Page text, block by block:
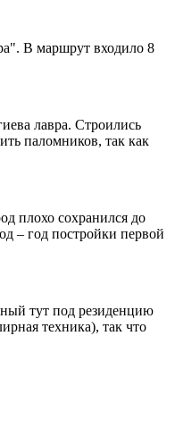
В маршрут входило 8
лавра. Строились
паломников, так как
плохо сохранился до
– год постройки первой
тут под резиденцию
техника), так что